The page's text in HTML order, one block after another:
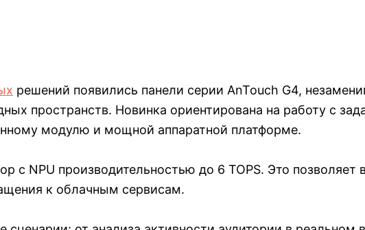
решений появились панели серии AnTouch G4,
пространств. Новинка ориентирована на работу с
модулю и мощной аппаратной платформе.
с NPU производительностью до 6 TOPS. Это
к облачным сервисам.